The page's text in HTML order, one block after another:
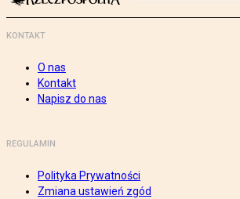
KONTAKT
O nas
Kontakt
Napisz do nas
REGULAMIN
Polityka Prywatności
Zmiana ustawień zgód